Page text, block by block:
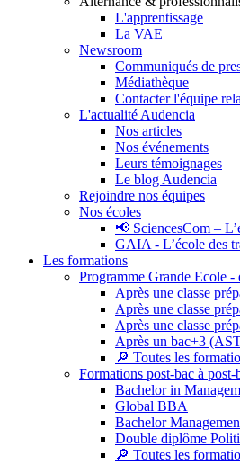
L'apprentissage
La VAE
Newsroom
Communiqués de
Médiathèque
Contacter l'équipe
L'actualité Audencia
Nos articles
Nos événements
Leurs témoignages
Le blog Audencia
Rejoindre nos équipes
Nos écoles
📢 SciencesCom –
GAIA - L’école des
Les formations
Programme Grande Ecole -
Après une classe
Après une classe
Après une classe
Après un bac+3
🔎 Toutes les
Formations post-bac à post-
Bachelor in
Global BBA
Bachelor
Double diplôme
🔎 Toutes les